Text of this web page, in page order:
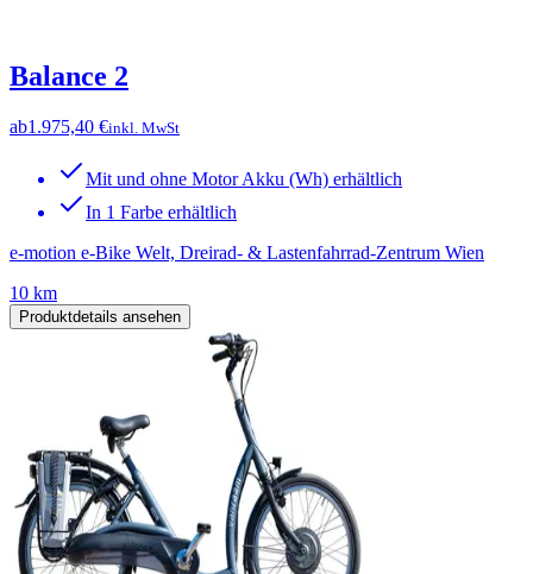
Balance 2
ab1.975,40 €inkl. MwSt
Mit und ohne Motor Akku (Wh) erhältlich
In 1 Farbe erhältlich
e-motion e-Bike Welt, Dreirad- & Lastenfahrrad-Zentrum Wien
10 km
Produktdetails ansehen